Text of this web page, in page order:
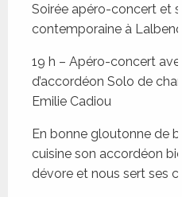
Soirée apéro-concert et
contemporaine à
19 h – Apéro-concert
d’accordéon Solo de
Emilie Cadiou
En bonne gloutonne de
cuisine son accordéon
dévore et nous sert ses